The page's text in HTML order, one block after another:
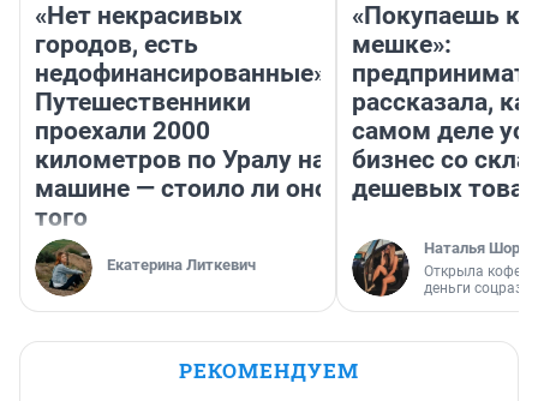
«Нет некрасивых
городов, есть
недофинансированные».
Путешественники
проехали 2000
километров по Уралу на
машине — стоило ли оно
того
Екатерина Литкевич
«Покупаешь
мешке»:
рассказала,
самом деле
бизнес со
дешевых
Наталья
Открыла
деньги
РЕКОМЕНДУЕМ